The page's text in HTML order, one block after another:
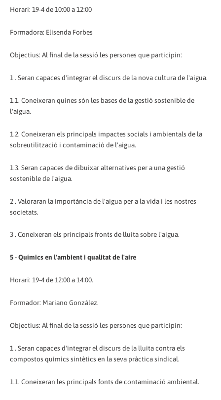
Horari: 19-4 de 10:00 a 12:00
Formadora: Elisenda Forbes
Objectius: Al final de la sessió les persones que participin:
1 . Seran capaces d'integrar el discurs de la nova cultura de l'aigua.
1.1. Coneixeran quines són les bases de la gestió sostenible de
l'aigua.
1.2. Coneixeran els principals impactes socials i ambientals de la
sobreutilització i contaminació de l'aigua.
1.3. Seran capaces de dibuixar alternatives per a una gestió
sostenible de l'aigua.
2 . Valoraran la importància de l'aigua per a la vida i les nostres
societats.
3 . Coneixeran els principals fronts de lluita sobre l'aigua.
5 - Químics en l'ambient i qualitat de l'aire
Horari: 19-4 de 12:00 a 14:00.
Formador: Mariano González.
Objectius: Al final de la sessió les persones que participin:
1 . Seran capaces d'integrar el discurs de la lluita contra els
compostos químics sintètics en la seva pràctica sindical.
1.1. Coneixeran les principals fonts de contaminació ambiental.